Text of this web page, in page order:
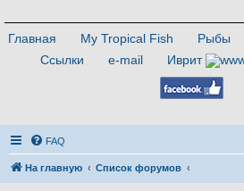
Главная My Tropical Fish Рыбы
Ссылки
e-mail Иврит
FAQ
На главную Список форумов